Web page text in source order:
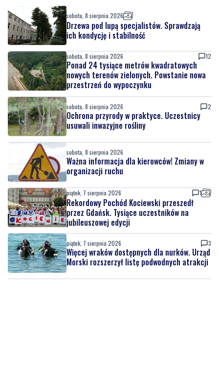
sobota, 8 sierpnia 2026
Drzewa pod lupą specjalistów. Sprawdzają
ich kondycję i stabilność
sobota, 8 sierpnia 2026 12
Ponad 24 tysiące metrów kwadratowych
nowych terenów zielonych. Powstanie nowa
przestrzeń do wypoczynku
sobota, 8 sierpnia 2026 2
Ochrona przyrody w praktyce. Uczestnicy
usuwali inwazyjne rośliny
sobota, 8 sierpnia 2026
Ważna informacja dla kierowców! Zmiany w
organizacji ruchu
piątek, 7 sierpnia 2026 1
Rekordowy Pochód Kociewski przeszedł
przez Gdańsk. Tysiące uczestników na
jubileuszowej edycji
piątek, 7 sierpnia 2026 3
Więcej wraków dostępnych dla nurków. Urząd
Morski rozszerzył listę podwodnych atrakcji